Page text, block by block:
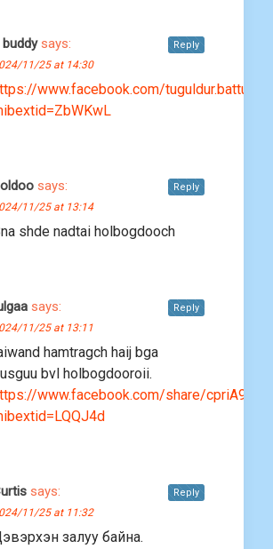
buddy says:
11/25 at 14:30
www.facebook.com/
Reply
says:
11/25 at 13:14
shde nadtai holbogdooch
Reply
says:
11/25 at 13:11
hamtragch haij bga
bvl holbogdooroii.
www.facebook.com/share/
Reply
says:
11/25 at 11:32
залуу байна.
Reply